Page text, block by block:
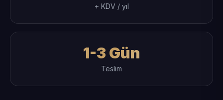
+ KDV / yıl
1-3 Gün
Teslim